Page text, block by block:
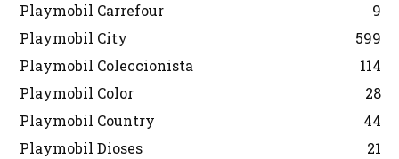
Playmobil Carrefour
9
Playmobil City
599
Playmobil Coleccionista
114
Playmobil Color
28
Playmobil Country
44
Playmobil Dioses
21